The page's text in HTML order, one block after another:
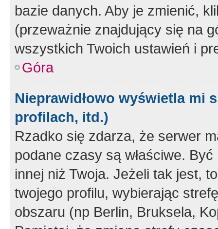
bazie danych. Aby je zmienić,
(przeważnie znajdujący się na
wszystkich Twoich ustawień i
Góra
Nieprawidłowo wyświetla mi
profilach, itd.)
Rzadko się zdarza, że serwer
podane czasy są właściwe.
innej niż Twoja. Jeżeli tak jest,
twojego profilu, wybierając
obszaru (np Berlin, Bruksela,